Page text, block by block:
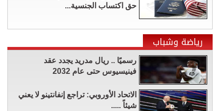
حق اكتساب الجنسية...
رياضة وشباب
رسميًا .. ريال مدريد يجدد عقد
فينيسيوس حتى عام 2032
الاتحاد الأوروبي: تراجع إنفانتينو لا يعني
شيئاً .....